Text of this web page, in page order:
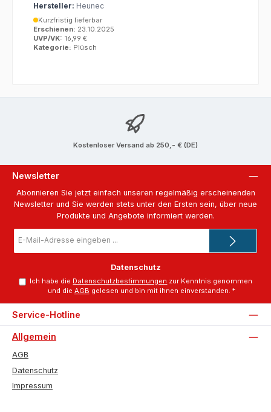
Hersteller: Heunec
Kurzfristig lieferbar
Erschienen: 23.10.2025
UVP/VK: 16,99 €
Kategorie: Plüsch
Kostenloser Versand ab 250,- € (DE)
Newsletter
Abonnieren Sie jetzt einfach unseren regelmäßig erscheinenden
Newsletter und Sie werden stets unter den Ersten sein, über neue
Produkte und Angebote informiert werden.
Mail-
Datenschutz
Ich habe die Datenschutzbestimmungen zur Kenntnis genommen
und die AGB gelesen und bin mit ihnen einverstanden. *
Service-Hotline
Allgemein
AGB
Datenschutz
Impressum